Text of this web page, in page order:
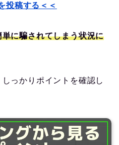
投稿する＜＜
に騙されてしまう状況に
っかりポイントを確認し